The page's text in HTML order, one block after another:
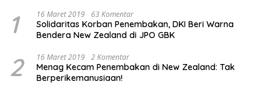
1 16 Maret 2019 63 Komentar
Solidaritas Korban Penembakan, DKI Beri Warna
Bendera New Zealand di JPO GBK
2 16 Maret 2019 2 Komentar
Menag Kecam Penembakan di New Zealand: Tak
Berperikemanusiaan!